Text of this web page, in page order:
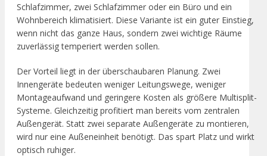
Schlafzimmer, zwei Schlafzimmer oder ein Büro und ein
Wohnbereich klimatisiert. Diese Variante ist ein guter Einstieg,
wenn nicht das ganze Haus, sondern zwei wichtige Räume
zuverlässig temperiert werden sollen.
Der Vorteil liegt in der überschaubaren Planung. Zwei
Innengeräte bedeuten weniger Leitungswege, weniger
Montageaufwand und geringere Kosten als größere Multisplit-
Systeme. Gleichzeitig profitiert man bereits vom zentralen
Außengerät. Statt zwei separate Außengeräte zu montieren,
wird nur eine Außeneinheit benötigt. Das spart Platz und wirkt
optisch ruhiger.